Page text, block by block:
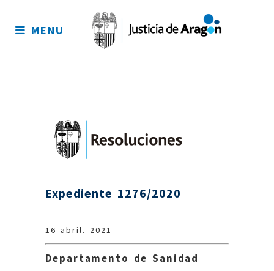
sitio
MENU
Expediente 1276/2020
16 abril. 2021
Departamento de Sanidad